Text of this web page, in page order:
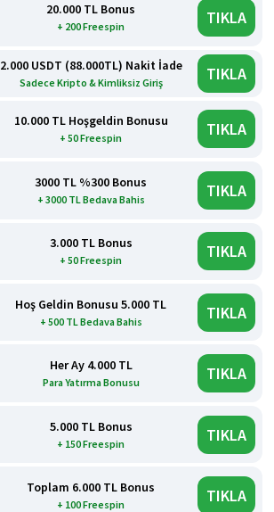
20.000 TL Bonus
+ 200 Freespin TIKLA
2.000 USDT (88.000TL) Nakit İade
Sadece Kripto & Kimliksiz Giriş TIKLA
10.000 TL Hoşgeldin Bonusu
+ 50 Freespin TIKLA
3000 TL %300 Bonus
+ 3000 TL Bedava Bahis TIKLA
3.000 TL Bonus
+ 50 Freespin TIKLA
Hoş Geldin Bonusu 5.000 TL
+ 500 TL Bedava Bahis TIKLA
Her Ay 4.000 TL
Para Yatırma Bonusu TIKLA
5.000 TL Bonus
+ 150 Freespin TIKLA
Toplam 6.000 TL Bonus
+ 100 Freespin TIKLA